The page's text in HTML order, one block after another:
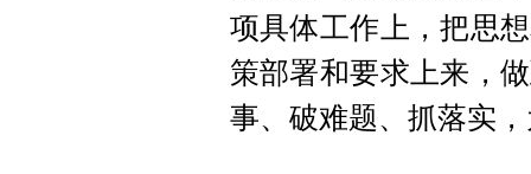
项具体工作上，把思
策部署和要求上来，
事、破难题、抓落实